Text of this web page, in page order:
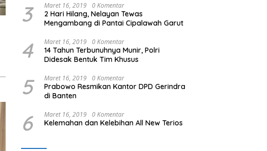
Diamankan
3 Maret 16, 2019 0 Komentar
2 Hari Hilang, Nelayan Tewas
Mengambang di Pantai Cipalawah Garut
4 Maret 16, 2019 0 Komentar
14 Tahun Terbunuhnya Munir, Polri
Didesak Bentuk Tim Khusus
5 Maret 16, 2019 0 Komentar
Prabowo Resmikan Kantor DPD Gerindra
di Banten
6 Maret 16, 2019 0 Komentar
Kelemahan dan Kelebihan All New Terios